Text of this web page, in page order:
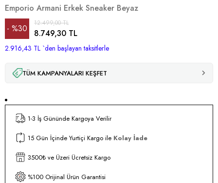
Emporio Armani Erkek Sneaker Beyaz
%30
İndirim
12.499,00 TL
8.749,30 TL
2.916,43 TL `den başlayan taksitlerle
TÜM KAMPANYALARI KEŞFET
1-3 İş Gününde Kargoya Verilir
15 Gün İçinde Yurtiçi Kargo ile Kolay İade
3500₺ ve Üzeri Ücretsiz Kargo
%100 Orijinal Ürün Garantisi